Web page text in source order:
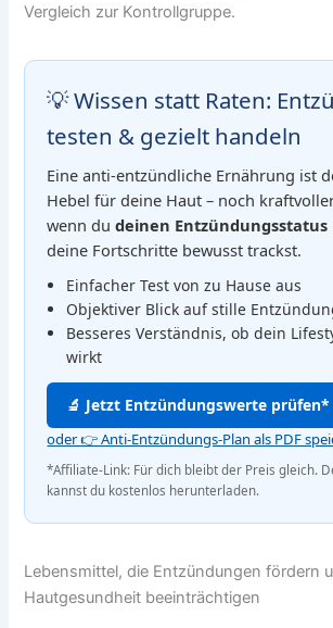
Vergleich zur Kontrollgruppe.
💡 Wissen statt Raten:
testen & gezielt handeln
Eine anti-entzündliche Ernährung ist
Hebel für deine Haut – noch
wenn dudeinen
deine Fortschritte bewusst trackst.
Einfacher Test von zu Hause aus
Objektiver Blick auf stille
Besseres Verständnis, ob dein
wirkt
🔬 Jetzt Entzündungswerte prüfen*
oder 👉 Anti-Entzündungs-Plan als PDF
*Affiliate-Link: Für dich bleibt der Preis gleich.
kannst du kostenlos herunterladen.
Lebensmittel, die Entzündungen fördern
Hautgesundheit beeinträchtigen